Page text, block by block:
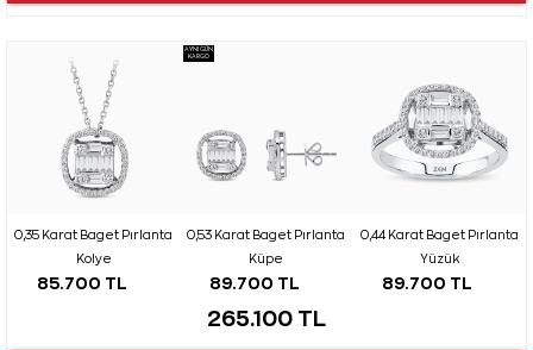
0,35 Karat Baget Pırlanta
Kolye
85.700 TL
AYNI GÜN
KARGO
0,53 Karat Baget Pırlanta
Küpe
89.700 TL
0,44 Karat Baget Pırlanta
Yüzük
89.700 TL
265.100 TL